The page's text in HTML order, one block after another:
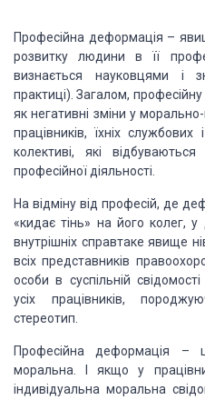
Професійна деформація –
розвитку людини в її
визнається науковцями і
практиці). Загалом, професійну
як негативні зміни у морально-
працівників, їхніх службових і
колективі, які
професійної діяльності.
На відміну від професій, де
«кидає тінь» на його колег, у
внутрішніх справтаке явище
всіх представників
особи в суспільній
усіх працівників,
стереотип.
Професійна деформація –
моральна. І якщо у
індивідуальна моральна